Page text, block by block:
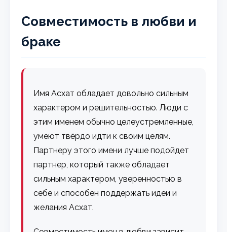
Совместимость в любви и
браке
Имя Асхат обладает довольно сильным
характером и решительностью. Люди с
этим именем обычно целеустремленные,
умеют твёрдо идти к своим целям.
Партнеру этого имени лучше подойдет
партнер, который также обладает
сильным характером, уверенностью в
себе и способен поддержать идеи и
желания Асхат.